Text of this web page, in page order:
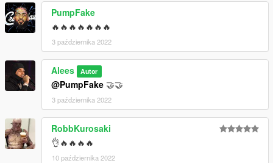
PumpFake
🔥🔥🔥🔥🔥🔥🔥
3 października 2022
Alees Autor
@PumpFake 🤝🤝
3 października 2022
RobbKurosaki
👌🔥🔥🔥🔥
10 października 2022